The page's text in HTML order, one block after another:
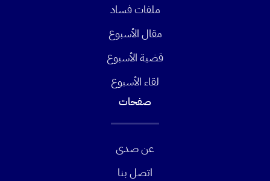
ملفات فساد
مقال الأسبوع
قضية الأسبوع
لقاء الأسبوع
صفحات
عن صدى
اتصل بنا